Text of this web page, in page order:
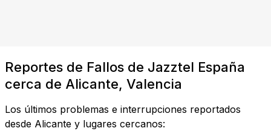
Reportes de Fallos de Jazztel España
cerca de Alicante, Valencia
Los últimos problemas e interrupciones reportados
desde Alicante y lugares cercanos: